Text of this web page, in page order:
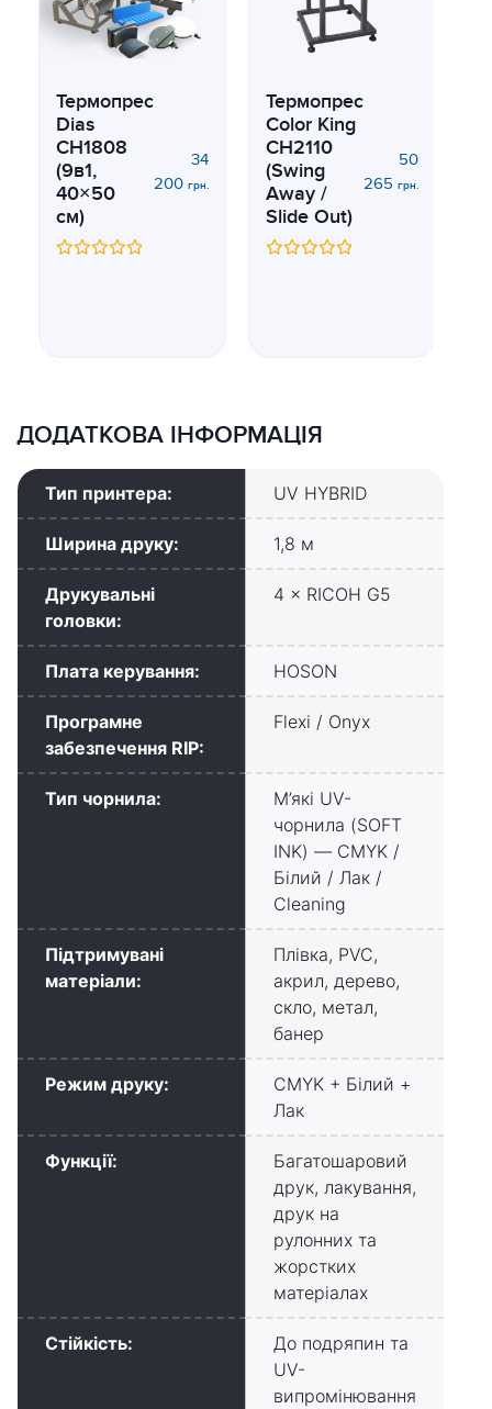
Термопрес
Dias
CH1808
(9в1,
40×50
см)
34
200 грн.
Термопрес
Color King
CH2110
(Swing
Away /
Slide Out)
50
265 грн.
ДОДАТКОВА ІНФОРМАЦІЯ
Тип принтера: UV HYBRID
Ширина друку: 1,8 м
Друкувальні
головки:
4 × RICOH G5
Плата керування: HOSON
Програмне
забезпечення RIP:
Flexi / Onyx
Тип чорнила:
М’які UV-
чорнила (SOFT
INK) — CMYK /
Білий / Лак /
Cleaning
Підтримувані
матеріали:
Плівка, PVC,
акрил, дерево,
скло, метал,
банер
Режим друку:
CMYK + Білий +
Лак
Функції:
Багатошаровий
друк, лакування,
друк на
рулонних та
жорстких
матеріалах
Стійкість:
До подряпин та
UV-
випромінювання